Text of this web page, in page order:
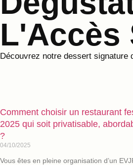
L'Accès
Découvrez notre dessert signature
Comment choisir un restaurant
2025 qui soit privatisable,
?
04/10/2025
Vous êtes en pleine organisation d’un